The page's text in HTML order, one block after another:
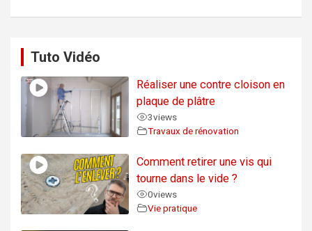
Tuto Vidéo
Réaliser une contre cloison en
plaque de plâtre
3views
Travaux de rénovation
Comment retirer une vis qui
tourne dans le vide ?
0views
Vie pratique